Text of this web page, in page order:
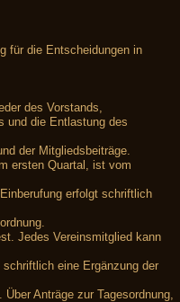
für die Entscheidungen in
des Vorstands,
und die Entlastung des
der Mitgliedsbeiträge.
ersten Quartal, ist vom
erfolgt schriftlich
Jedes Vereinsmitglied kann
eine Ergänzung der
Anträge zur Tagesordnung,